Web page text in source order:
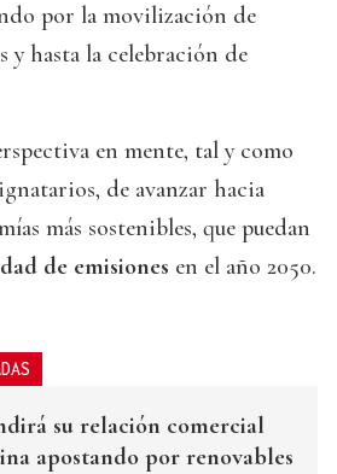
por la movilización de
y hasta la celebración de
en mente, tal y como
de avanzar hacia
más sostenibles, que puedan
de emisiones en el año 2050.
su relación comercial
apostando por renovables